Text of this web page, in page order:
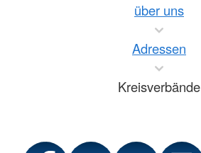
über uns
Adressen
Kreisverbände